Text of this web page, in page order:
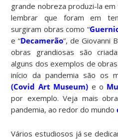
grande nobreza produzi-la
lembrar que foram em
surgiram obras como “
e “Decamerão”, de Giovanni
obras grandiosas são
alguns dos exemplos de
início da pandemia são os
(Covid Art Museum) e o
por exemplo. Veja mais
pandemia, ao redor do mundo
Vários estudiosos já se